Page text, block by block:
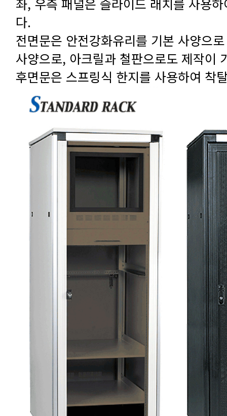
다.
사양으로, 아크릴과 철판으로도 제작이
후면문은 스프링식 한지를 사용하여 착